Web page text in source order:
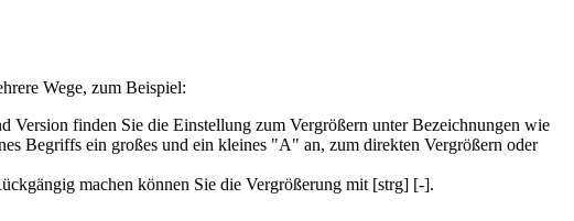
Wege, zum Beispiel:
Version finden Sie die Einstellung zum Vergrößern unter Bezeichnungen wie
Begriffs ein großes und ein kleines "A" an, zum direkten Vergrößern oder
machen können Sie die Vergrößerung mit [strg] [-].